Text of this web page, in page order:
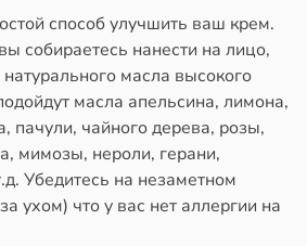
способ улучшить ваш крем.
собираетесь нанести на лицо,
масла высокого
масла апельсина, лимона,
пачули, чайного дерева, розы,
мимозы, нероли, герани,
Убедитесь на незаметном
ухом) что у вас нет аллергии на